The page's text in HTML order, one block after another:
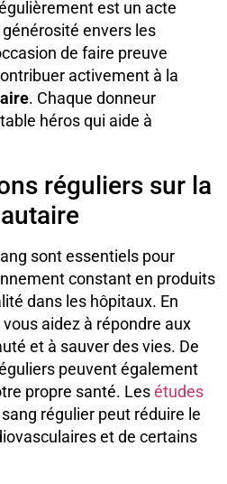
est un acte
envers les
de faire preuve
activement à la
. Chaque donneur
héros qui aide à
réguliers sur la
sont essentiels pour
constant en produits
dans les hôpitaux. En
aidez à répondre aux
et à sauver des vies. De
peuvent également
propre santé. Lesétudes
régulier peut réduire le
et de certains